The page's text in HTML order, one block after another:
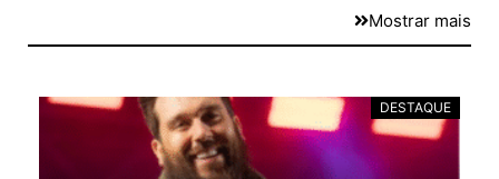
Mostrar mais
DESTAQUE